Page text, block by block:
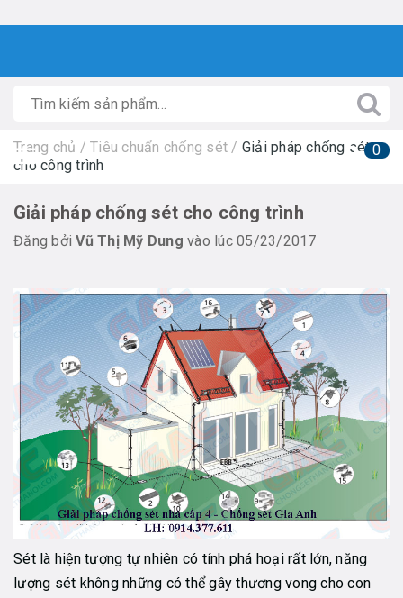
0
Trang chủ / Tiêu chuẩn chống sét / Giải pháp chống sét
cho công trình
Giải pháp chống sét cho công trình
Đăng bởiVũ Thị Mỹ Dung vào lúc 05/23/2017
Sét là hiện tượng tự nhiên có tính phá hoại rất lớn, năng
lượng sét không những có thể gây thương vong cho con